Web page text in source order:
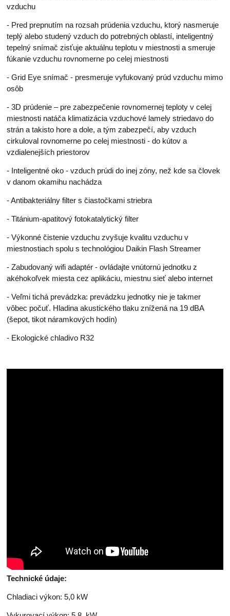
vzduchu
- Pred prepnutím na rozsah prúdenia vzduchu, ktorý nasmeruje
teplý alebo studený vzduch do potrebných oblastí, inteligentný
tepelný snímač zisťuje aktuálnu teplotu v miestnosti a smeruje
fúkanie vzduchu rovnomerne po celej miestnosti
- Grid Eye snímač - presmeruje vyfukovaný prúd vzduchu mimo
osôb
- 3D prúdenie – pre zabezpečenie rovnomernej teploty v celej
miestnosti natáča klimatizácia vzduchové lamely striedavo do
strán a takisto hore a dole, a tým zabezpečí, aby vzduch
cirkuloval rovnomerne po celej miestnosti - do kútov a
vzdialenejších priestorov
- Inteligentné oko - vzduch prúdi do inej zóny, než kde sa človek
v danom okamihu nachádza
- Antibakteriálny filter s čiastočkami striebra
- Titánium-apatitový fotokatalytický filter
- Výkonné čistenie vzduchu zvyšuje kvalitu vzduchu v
miestnostiach spolu s technológiou Daikin Flash Streamer
- Zabudovaný wifi adaptér - ovládajte vnútornú jednotku z
akéhokoľvek miesta cez aplikáciu, miestnu sieť alebo internet
- Veľmi tichá prevádzka: prevádzku jednotky nie je takmer
vôbec počuť. Hladina akustického tlaku znížená na 19 dBA
(šepot, tikot náramkových hodín)
- Ekologické chladivo R32
Technické údaje:
Chladiaci výkon: 5,0 kW